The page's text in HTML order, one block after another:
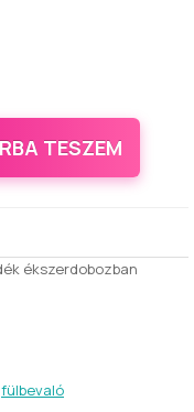
TESZEM
ékszerdobozban
fülbevaló